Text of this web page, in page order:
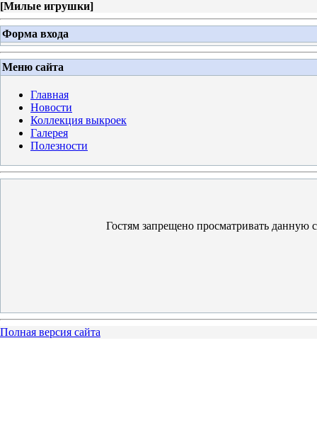
[Милые игрушки]
Форма входа
Меню сайта
Главная
Новости
Коллекция выкроек
Галерея
Полезности
Гостям запрещено просматривать данную
Полная версия сайта